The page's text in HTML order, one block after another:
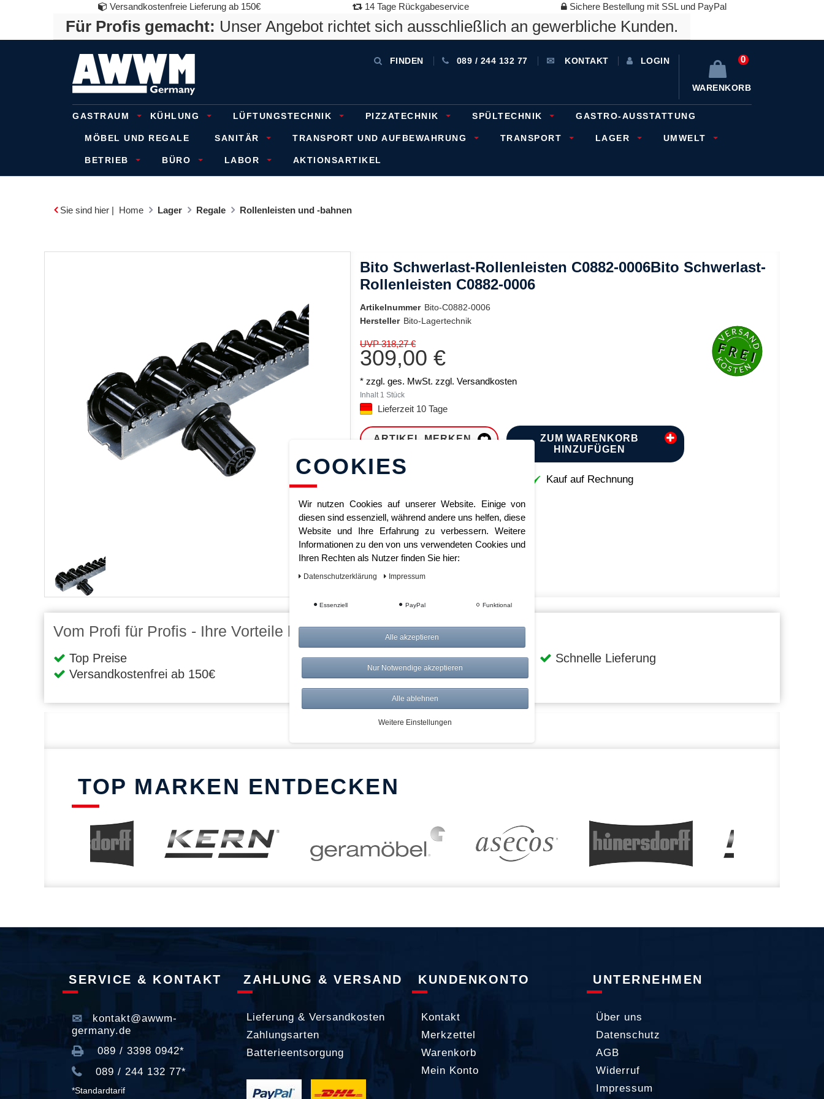
Versandkostenfreie Lieferung ab 150€ 14 Tage Rückgabeservice Sichere Bestellung mit SSL und PayPal
Für Profis gemacht: Unser Angebot richtet sich ausschließlich an gewerbliche Kunden.
FINDEN 089 / 244 132 77 KONTAKT LOGIN 0
WARENKORB
GASTRAUM KÜHLUNG LÜFTUNGSTECHNIK PIZZATECHNIK SPÜLTECHNIK GASTRO-AUSSTATTUNG
MÖBEL UND REGALE SANITÄR TRANSPORT UND AUFBEWAHRUNG TRANSPORT LAGER UMWELT
BETRIEB BÜRO LABOR AKTIONSARTIKEL
Sie sind hier | Home Lager Regale Rollenleisten und -bahnen
Bito Schwerlast-Rollenleisten C0882-0006Bito Schwerlast-
Rollenleisten C0882-0006
Artikelnummer Bito-C0882-0006
Hersteller Bito-Lagertechnik
UVP 318,27 €
309,00 €
* zzgl. ges. MwSt. zzgl. Versandkosten
Inhalt 1 Stück
Lieferzeit 10 Tage
ARTIKEL MERKEN
ZUM WARENKORB
HINZUFÜGEN
Kauf auf Rechnung
Vom Profi für Profis - Ihre Vorteile bei AWWM:
Top Preise
Versandkostenfrei ab 150€
Risikolos: 14 Tage Rückgabe
Über 20.000 Artikel
Schnelle Lieferung
TOP MARKEN ENTDECKEN
SERVICE & KONTAKT
kontakt@awwm-
germany.de
089 / 3398 0942*
089 / 244 132 77*
*Standardtarif
ZAHLUNG & VERSAND
Lieferung & Versandkosten
Zahlungsarten
Batterieentsorgung
KUNDENKONTO
Kontakt
Merkzettel
Warenkorb
Mein Konto
UNTERNEHMEN
Über uns
Datenschutz
AGB
Widerruf
Impressum
COOKIES
Wir nutzen Cookies auf unserer Website. Einige von
diesen sind essenziell, während andere uns helfen, diese
Website und Ihre Erfahrung zu verbessern. Weitere
Informationen zu den von uns verwendeten Cookies und
Ihren Rechten als Nutzer finden Sie hier:
Daten­schutz­erklärung Impressum
Essenziell PayPal Funktional
Alle akzeptieren
Nur Notwendige akzeptieren
Alle ablehnen
Weitere Einstellungen